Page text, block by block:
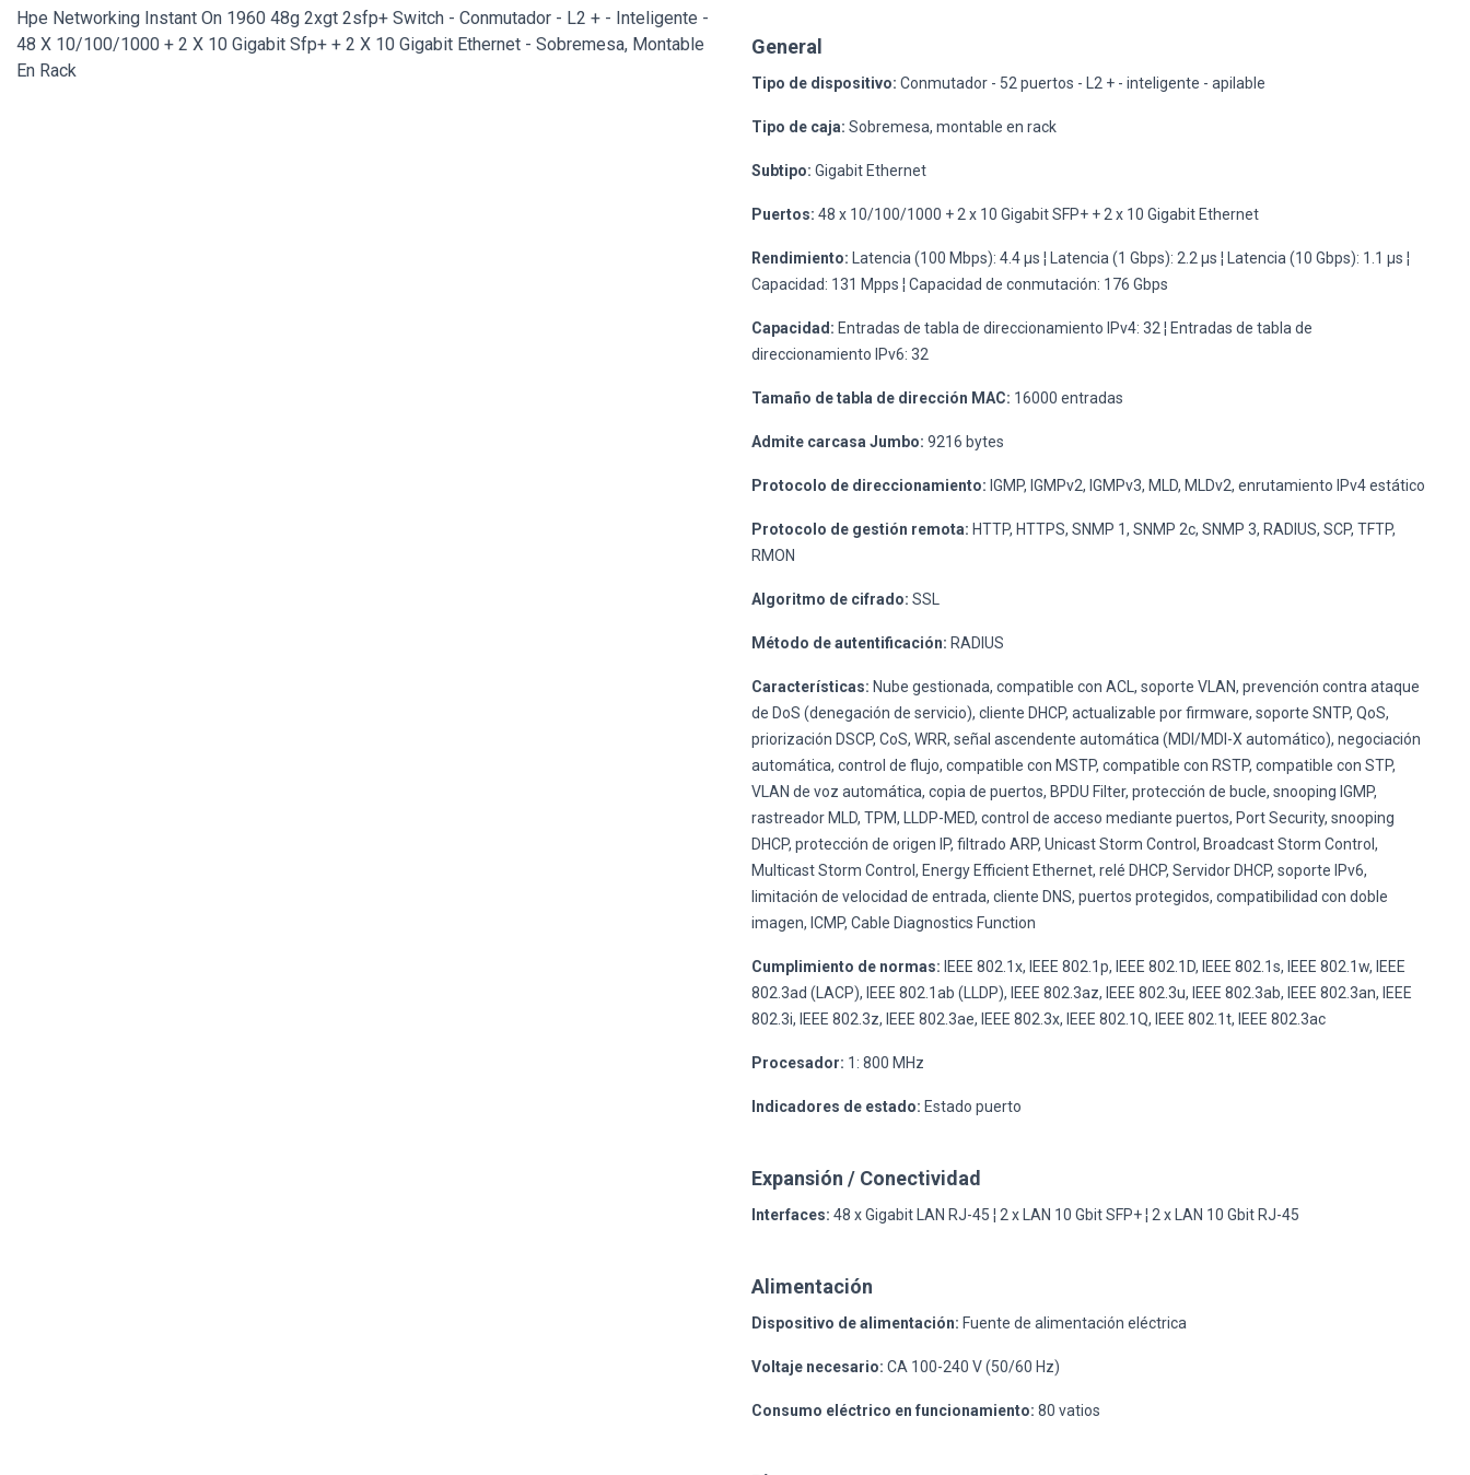
Hpe Networking Instant On 1960 48g 2xgt 2sfp+ Switch - Conmutador - L2 + - Inteligente -
48 X 10/100/1000 + 2 X 10 Gigabit Sfp+ + 2 X 10 Gigabit Ethernet - Sobremesa, Montable
En Rack
General
Tipo de dispositivo: Conmutador - 52 puertos - L2 + - inteligente - apilable
Tipo de caja: Sobremesa, montable en rack
Subtipo: Gigabit Ethernet
Puertos: 48 x 10/100/1000 + 2 x 10 Gigabit SFP+ + 2 x 10 Gigabit Ethernet
Rendimiento: Latencia (100 Mbps): 4.4 µs ¦ Latencia (1 Gbps): 2.2 µs ¦ Latencia (10 Gbps): 1.1 µs ¦
Capacidad: 131 Mpps ¦ Capacidad de conmutación: 176 Gbps
Capacidad: Entradas de tabla de direccionamiento IPv4: 32 ¦ Entradas de tabla de
direccionamiento IPv6: 32
Tamaño de tabla de dirección MAC: 16000 entradas
Admite carcasa Jumbo: 9216 bytes
Protocolo de direccionamiento: IGMP, IGMPv2, IGMPv3, MLD, MLDv2, enrutamiento IPv4 estático
Protocolo de gestión remota: HTTP, HTTPS, SNMP 1, SNMP 2c, SNMP 3, RADIUS, SCP, TFTP,
RMON
Algoritmo de cifrado: SSL
Método de autentificación: RADIUS
Características: Nube gestionada, compatible con ACL, soporte VLAN, prevención contra ataque
de DoS (denegación de servicio), cliente DHCP, actualizable por firmware, soporte SNTP, QoS,
priorización DSCP, CoS, WRR, señal ascendente automática (MDI/MDI-X automático), negociación
automática, control de flujo, compatible con MSTP, compatible con RSTP, compatible con STP,
VLAN de voz automática, copia de puertos, BPDU Filter, protección de bucle, snooping IGMP,
rastreador MLD, TPM, LLDP-MED, control de acceso mediante puertos, Port Security, snooping
DHCP, protección de origen IP, filtrado ARP, Unicast Storm Control, Broadcast Storm Control,
Multicast Storm Control, Energy Efficient Ethernet, relé DHCP, Servidor DHCP, soporte IPv6,
limitación de velocidad de entrada, cliente DNS, puertos protegidos, compatibilidad con doble
imagen, ICMP, Cable Diagnostics Function
Cumplimiento de normas: IEEE 802.1x, IEEE 802.1p, IEEE 802.1D, IEEE 802.1s, IEEE 802.1w, IEEE
802.3ad (LACP), IEEE 802.1ab (LLDP), IEEE 802.3az, IEEE 802.3u, IEEE 802.3ab, IEEE 802.3an, IEEE
802.3i, IEEE 802.3z, IEEE 802.3ae, IEEE 802.3x, IEEE 802.1Q, IEEE 802.1t, IEEE 802.3ac
Procesador: 1: 800 MHz
Indicadores de estado: Estado puerto
Expansión / Conectividad
Interfaces: 48 x Gigabit LAN RJ-45 ¦ 2 x LAN 10 Gbit SFP+ ¦ 2 x LAN 10 Gbit RJ-45
Alimentación
Dispositivo de alimentación: Fuente de alimentación eléctrica
Voltaje necesario: CA 100-240 V (50/60 Hz)
Consumo eléctrico en funcionamiento: 80 vatios